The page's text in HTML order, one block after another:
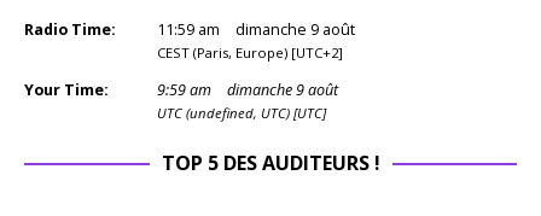
Radio Time: 11:59 am dimanche 9 août
CEST (Paris, Europe) [UTC+2]
Your Time: 9:59am dimanche 9 août
UTC (undefined, UTC) [UTC]
TOP 5 DES AUDITEURS !